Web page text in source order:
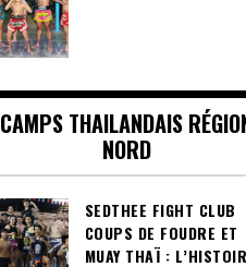
CAMPS THAILANDAIS
NORD
SEDTHEE FIGHT CLUB
COUPS DE FOUDRE ET
MUAY THAÏ :